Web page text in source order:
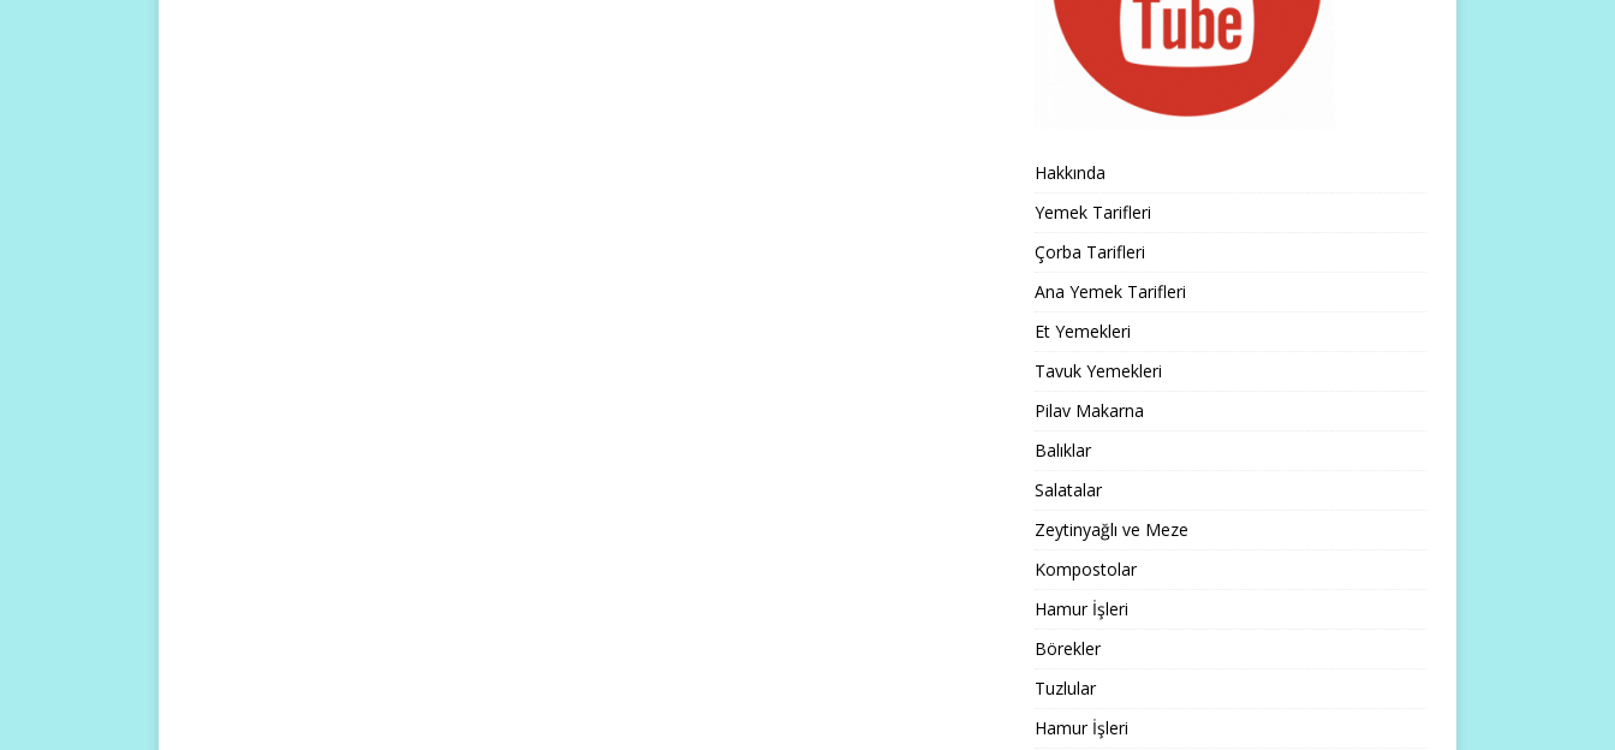
Hakkında
Yemek Tarifleri
Çorba Tarifleri
Ana Yemek Tarifleri
Et Yemekleri
Tavuk Yemekleri
Pilav Makarna
Balıklar
Salatalar
Zeytinyağlı ve Meze
Kompostolar
Hamur İşleri
Börekler
Tuzlular
Hamur İşleri